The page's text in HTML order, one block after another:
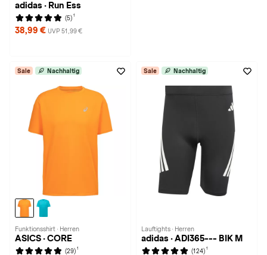
adidas · Run Ess
(5) 1
38,99 € UVP 51,99 €
Sale Nachhaltig
Funktionsshirt · Herren
ASICS · CORE
(29) 1
Sale Nachhaltig
Lauftights · Herren
adidas · ADI365--- BIK M
(124) 1